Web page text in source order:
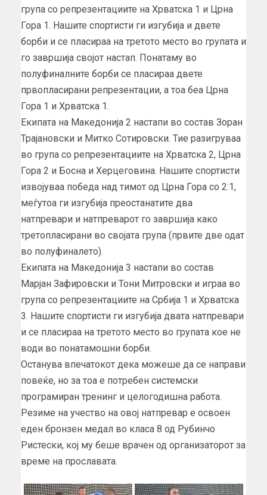
група со репрезентациите на Хрватска 1 и Црна
Гора 1. Нашите спортисти ги изгубија и двете
борби и се пласираа на третото место во групата и
го завршија својот настап. Понатаму во
полуфиналните борби се пласираа двете
првопласирани репрезентации, а тоа беа Црна
Гора 1 и Хрватска 1.
Екипата на Македонија 2 настапи во состав Зоран
Трајановски и Митко Сотировски. Тие разигруваа
во група со репрезентациите на Хрватска 2, Црна
Гора 2 и Босна и Херцеговина. Нашите спортисти
извојуваа победа над тимот од Црна Гора со 2:1,
меѓутоа ги изгубија преостанатите два
натпревари и натпреварот го завршија како
третопласирани во својата група (првите две одат
во полуфиналето).
Екипата на Македонија 3 настапи во состав
Марјан Зафировски и Тони Митровски и играа во
група со репрезентациите на Србија 1 и Хрватска
3. Нашите спортисти ги изгубија двата натпревари
и се пласираа на третото место во групата кое не
води во понатамошни борби.
Останува впечатокот дека можеше да се направи
повеќе, но за тоа е потребен системски
програмиран тренинг и целогодишна работа.
Резиме на учество на овој натпревар е освоен
еден бронзен медал во класа 8 од Рубинчо
Ристески, кој му беше врачен од организаторот за
време на прославата.